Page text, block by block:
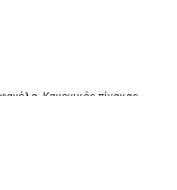
Κανονικός πίνακας